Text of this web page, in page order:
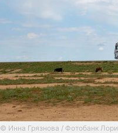
© Инна Грязнова / Фотобанк Лори